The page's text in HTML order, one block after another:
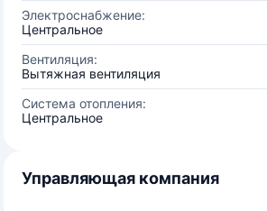
Электроснабжение:
Центральное
Вентиляция:
Вытяжная вентиляция
Система отопления:
Центральное
Управляющая компания